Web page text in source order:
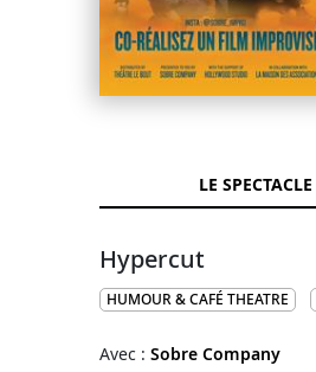
LE SPECTACLE
Hypercut
HUMOUR & CAFÉ THEATRE
Avec : Sobre Company